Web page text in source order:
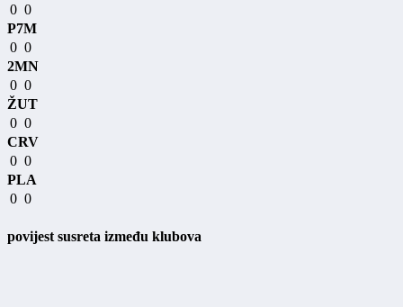
0 0
P7M
0 0
2MN
0 0
ŽUT
0 0
CRV
0 0
PLA
0 0
povijest susreta između klubova